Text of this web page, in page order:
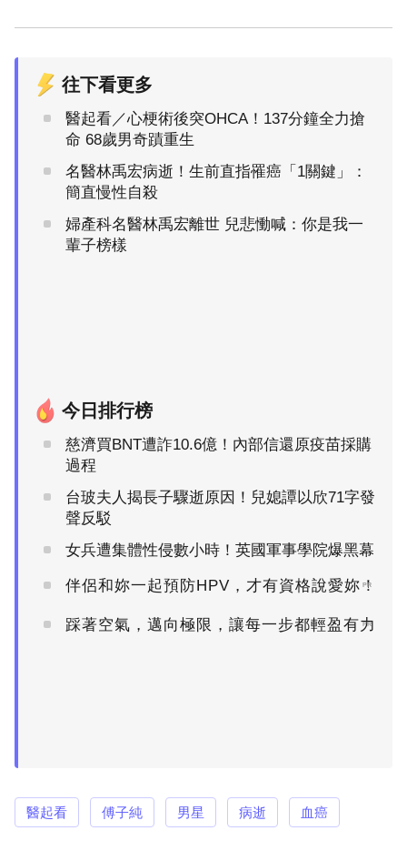
往下看更多
醫起看／心梗術後突OHCA！137分鐘全力搶
命 68歲男奇蹟重生
名醫林禹宏病逝！生前直指罹癌「1關鍵」：
簡直慢性自殺
婦產科名醫林禹宏離世 兒悲慟喊：你是我一
輩子榜樣
今日排行榜
慈濟買BNT遭詐10.6億！內部信還原疫苗採購
過程
台玻夫人揭長子驟逝原因！兒媳譚以欣71字發
聲反駁
女兵遭集體性侵數小時！英國軍事學院爆黑幕
伴侶和妳一起預防HPV，才有資格說愛妳！
PR
踩著空氣，邁向極限，讓每一步都輕盈有力
PR
醫起看 傅子純 男星 病逝 血癌